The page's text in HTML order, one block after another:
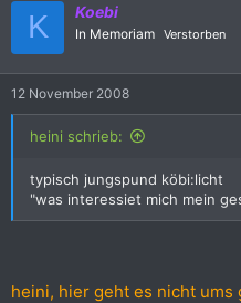
K Koebi
In Memoriam Verstorben
12 November 2008
heini schrieb:
typisch jungspund köbi:licht
"was interessiet mich mein
heini, hier geht es nicht ums